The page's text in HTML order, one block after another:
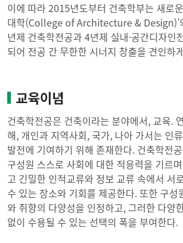
이에 따라 2015년도부터 건축학부는 새로
대학(College of Architecture & Design)’
년제 건축학전공과 4년제 실내·공간디자인
되어 전공 간 무한한 시너지 창출을 견인하
교육이념
건축학전공은 건축이라는 분야에서, 교육.
해, 개인과 지역사회, 국가, 나아 가서는 인
발전에 기여하기 위해 존재한다. 건축학전
구성원 스스로 사회에 대한 적응력을 기르
고 긴밀한 인적교류와 정보 교류 속에서 서
수 있는 장소와 기회를 제공한다. 또한 구성
와 취향의 다양성을 인정하고, 그러한 다양
없이 수용될 수 있는 선택의 폭을 부여한다.